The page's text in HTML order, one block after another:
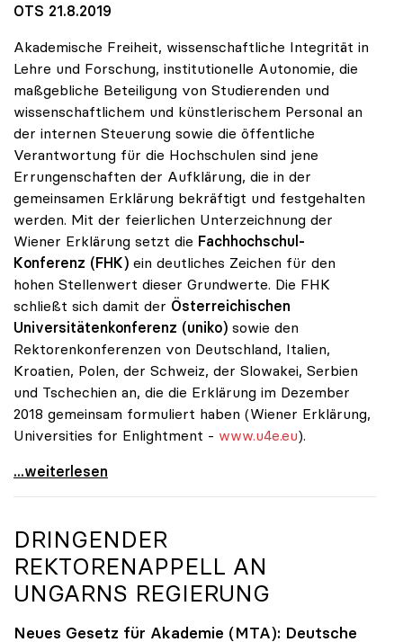
OTS 21.8.2019
Akademische Freiheit, wissenschaftliche Integrität in
Lehre und Forschung, institutionelle Autonomie, die
maßgebliche Beteiligung von Studierenden und
wissenschaftlichem und künstlerischem Personal an
der internen Steuerung sowie die öffentliche
Verantwortung für die Hochschulen sind jene
Errungenschaften der Aufklärung, die in der
gemeinsamen Erklärung bekräftigt und festgehalten
werden. Mit der feierlichen Unterzeichnung der
Wiener Erklärung setzt die Fachhochschul-
Konferenz (FHK) ein deutliches Zeichen für den
hohen Stellenwert dieser Grundwerte. Die FHK
schließt sich damit der Österreichischen
Universitätenkonferenz (uniko) sowie den
Rektorenkonferenzen von Deutschland, Italien,
Kroatien, Polen, der Schweiz, der Slowakei, Serbien
und Tschechien an, die die Erklärung im Dezember
2018 gemeinsam formuliert haben (Wiener Erklärung,
Universities for Enlightment - www.u4e.eu).
Unis und FH setzen Zeichen für Grundwerte des
...weiterlesen
DRINGENDER
REKTORENAPPELL AN
UNGARNS REGIERUNG
Neues Gesetz für Akademie (MTA): Deutsche